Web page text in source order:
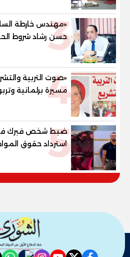
والنور للمكفوفين
3
«مهندس خارطة
حسن رشاد شروط
"خارطة طريق"
4
«صوت التربية
مسيرة برلمانية
القوانين وصناعة
5
ضبط شخص فبرك
استرداد حقوق